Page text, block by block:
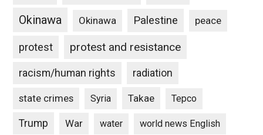
Okinawa Okinawa Palestine peace
protest protest and resistance
racism/human rights radiation
state crimes Syria Takae Tepco
Trump War water world news English